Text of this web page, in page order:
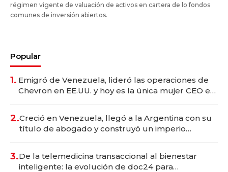
régimen vigente de valuación de activos en cartera de lo fondos
comunes de inversión abiertos.
Popular
1. Emigró de Venezuela, lideró las operaciones de
Chevron en EE.UU. y hoy es la única mujer CEO en
2.Creció en Venezuela, llegó a la Argentina con su
título de abogado y construyó un imperio
3.De la telemedicina transaccional al bienestar
inteligente: la evolución de doc24 para